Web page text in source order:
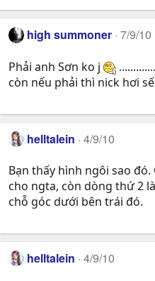
high summoner 7/9/10
Phải anh Sơn ko j
còn nếu phải thì nick hơi
helltalein 4/9/10
Bạn thấy hình ngôi sao
cho ngta, còn dòng thứ 2
chỗ góc dưới bên trái đó.
helltalein 4/9/10